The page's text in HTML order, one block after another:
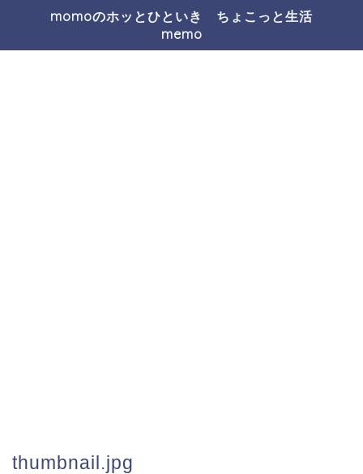
momoのホッとひといき ちょこっと生活
memo
thumbnail.jpg